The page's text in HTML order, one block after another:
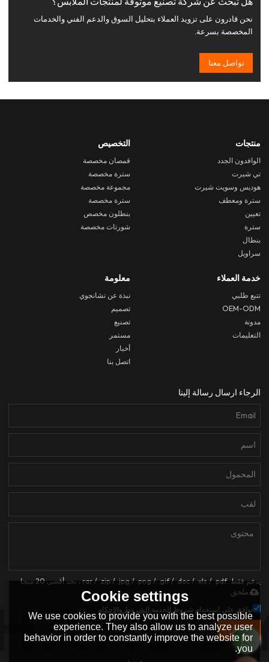
نحن قادرون على تزويد العملاء بتحليل السوق والدعم الفني والخدمات
المخصصة بسرعة.
تواصل معنا
منتجات
الوافدون الجدد
تي شيرت
هوديس وسويت شيرت
سترة ومعطف
تعيين
سترة
بنطال
سراويل
التخصيص
قمصان مخصصة
سترة مخصصة
مجموعة مخصصة
سترة مخصصة
بنطلون مخصص
شورتات مخصصة
خدمة العملاء
تتبع طلبي
OEM-ODM
مدونة
التعليمات
معلومة
نبذة عن تشانجوي
تصميم
تصنيع
مستمر
أخبار
اتصل بنا
الرجاء ارسال رسالة إلينا
يدعم فقط .rar / .zip / .jpg / .png / .gif / .doc / .xls / .pdf ، بحد أقصى 20 ميجا
ملحق
توافق على استخدام شروط الخدمة, الشروط والاحكام
إرسال
Cookie settings
We use cookies to provide you with the best possible
experience. They also allow us to analyze user
behavior in order to constantly improve the website for
you.